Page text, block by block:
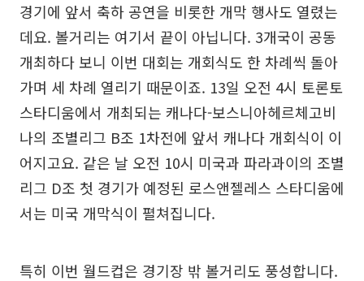
경기에 앞서 축하 공연을 비롯한 개막 행사도 열렸는
데요. 볼거리는 여기서 끝이 아닙니다. 3개국이 공동
개최하다 보니 이번 대회는 개회식도 한 차례씩 돌아
가며 세 차례 열리기 때문이죠. 13일 오전 4시 토론토
스타디움에서 개최되는 캐나다-보스니아헤르체고비
나의 조별리그 B조 1차전에 앞서 캐나다 개회식이 이
어지고요. 같은 날 오전 10시 미국과 파라과이의 조별
리그 D조 첫 경기가 예정된 로스앤젤레스 스타디움에
서는 미국 개막식이 펼쳐집니다.
특히 이번 월드컵은 경기장 밖 볼거리도 풍성합니다.